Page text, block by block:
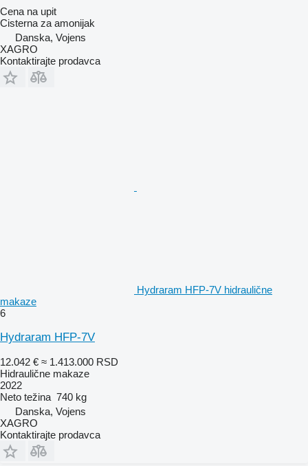
Cena na upit
Cisterna za amonijak
Danska, Vojens
XAGRO
Kontaktirajte prodavca
Hydraram HFP-7V hidraulične
makaze
6
Hydraram HFP-7V
12.042 € ≈ 1.413.000 RSD
Hidraulične makaze
2022
Neto težina 740 kg
Danska, Vojens
XAGRO
Kontaktirajte prodavca